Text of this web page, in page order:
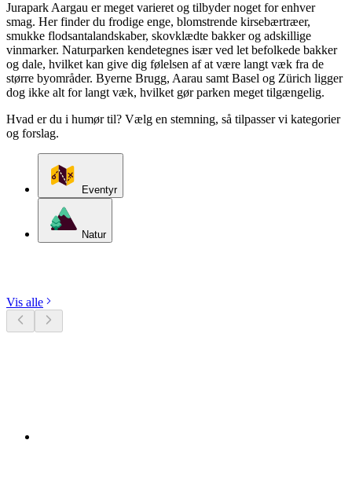
Jurapark Aargau er meget varieret og tilbyder noget for enhver
smag. Her finder du frodige enge, blomstrende kirsebærtræer,
smukke flodsantalandskaber, skovklædte bakker og adskillige
vinmarker. Naturparken kendetegnes især ved let befolkede bakker
og dale, hvilket kan give dig følelsen af at være langt væk fra de
større byområder. Byerne Brugg, Aarau samt Basel og Zürich ligger
dog ikke alt for langt væk, hvilket gør parken meget tilgængelig.
Hvad er du i humør til? Vælg en stemning, så tilpasser vi kategorier
og forslag.
Eventyr
Natur
Vis alle